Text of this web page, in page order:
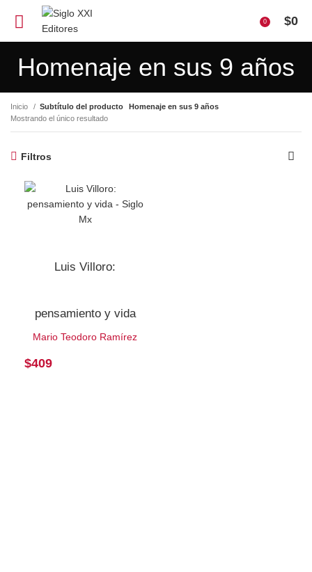
0 $0
Homenaje en sus 9 años
Inicio Subtítulo del producto
Homenaje en sus 9 años
Mostrando el único resultado
Filtros
Luis Villoro:
pensamiento y vida
Mario Teodoro Ramírez
$409